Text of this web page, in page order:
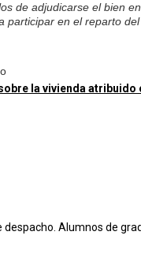
de adjudicarse el bien
participar en el reparto
la vivienda
Alumnos de